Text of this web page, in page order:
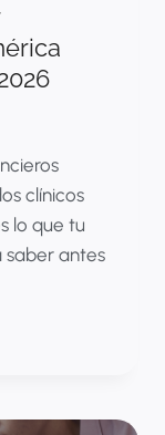
clínicos
lo que tu
saber antes